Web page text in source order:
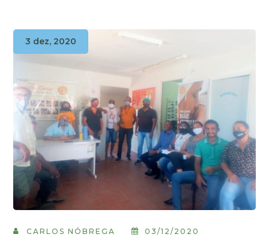
3 dez, 2020
CARLOS NÓBREGA
03/12/2020